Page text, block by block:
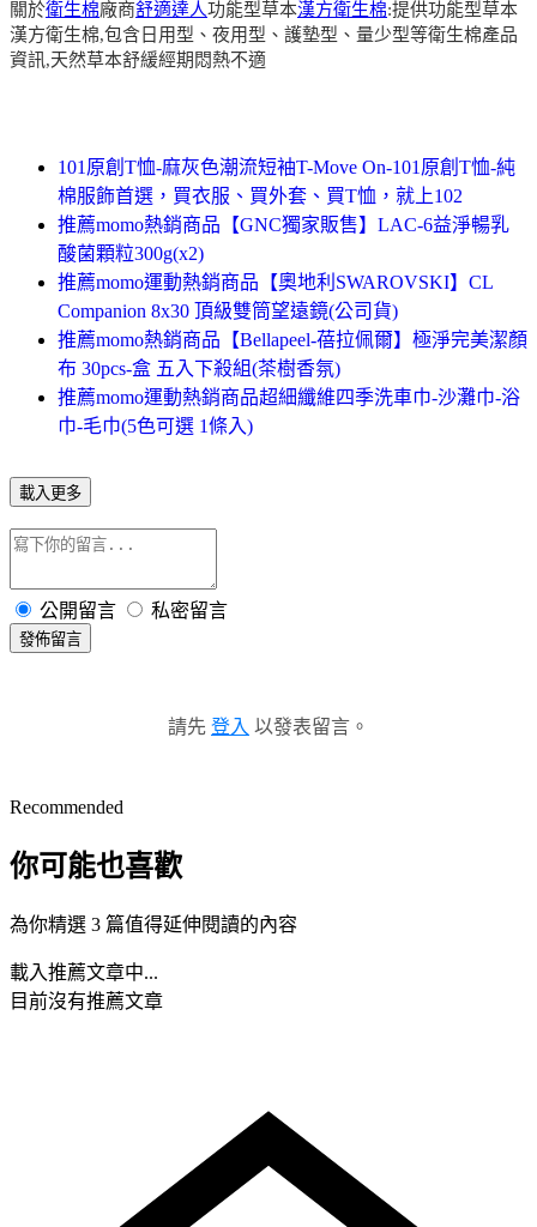
關於衛生棉廠商舒適達人功能型草本漢方衛生棉:提供功能型草本
漢方衛生棉,包含日用型、夜用型、護墊型、量少型等衛生棉產品
資訊,天然草本舒緩經期悶熱不適
101原創T恤-麻灰色潮流短袖T-Move On-101原創T恤-純
棉服飾首選，買衣服、買外套、買T恤，就上102
推薦momo熱銷商品【GNC獨家販售】LAC-6益淨暢乳
酸菌顆粒300g(x2)
推薦momo運動熱銷商品【奧地利SWAROVSKI】CL
Companion 8x30 頂級雙筒望遠鏡(公司貨)
推薦momo熱銷商品【Bellapeel-蓓拉佩爾】極淨完美潔顏
布 30pcs-盒 五入下殺組(茶樹香氛)
推薦momo運動熱銷商品超細纖維四季洗車巾-沙灘巾-浴
巾-毛巾(5色可選 1條入)
載入更多
公開留言 私密留言
發佈留言
請先 登入 以發表留言。
Recommended
你可能也喜歡
為你精選 3 篇值得延伸閱讀的內容
載入推薦文章中...
目前沒有推薦文章